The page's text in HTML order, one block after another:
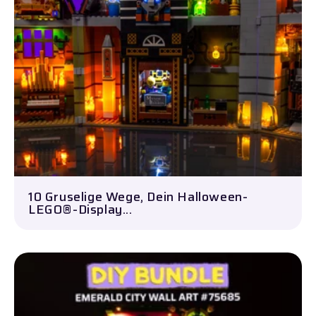
Videos und Blogs mit Techniken, Inspirationen
Tutorials zum Hinzufügen unserer Lichter zu
deinen LEGO® Sets veröffentlichen.
10 Gruselige Wege, Dein Halloween-
LEGO®-Display...